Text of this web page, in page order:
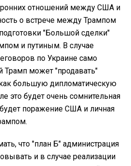
отношений между США и
о встрече между Трампом
"Большой сделки"
и путиным. В случае
по Украине само
Трамп может "продавать"
большую дипломатическую
это будет очень сомнительная
поражение США и личная
что "план Б" администрация
и в случае реализации